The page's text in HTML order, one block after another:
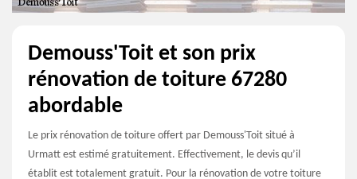
Demouss'Toit et son prix
rénovation de toiture 67280
abordable
Le prix rénovation de toiture offert par Demouss'Toit situé à
Urmatt est estimé gratuitement. Effectivement, le devis qu’il
établit est totalement gratuit. Pour la rénovation de votre toiture